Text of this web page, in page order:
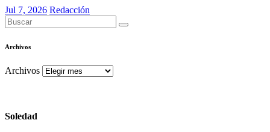
Jul 7, 2026 Redacción
Archivos
Archivos
Soledad